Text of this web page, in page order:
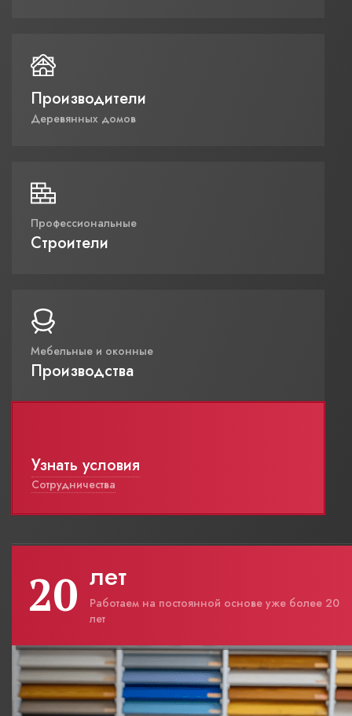
Производители
Деревянных домов
Профессиональные
Строители
Мебельные и оконные
Производства
Узнать условия
Сотрудничества
20 лет
Работаем на постоянной основе уже более 20
лет